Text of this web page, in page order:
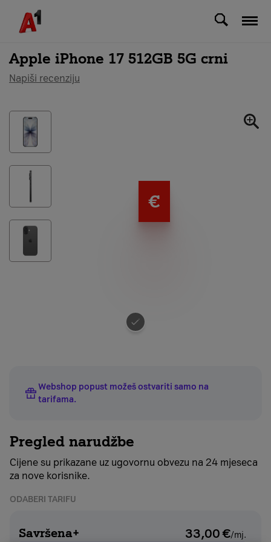
Svi uređaji
Apple iPhone 17 512GB 5G crni
Napiši recenziju
€
Odaberite
Webshop popust možeš ostvariti samo na
tarifama.
Pregled narudžbe
Cijene su prikazane uz ugovornu obvezu na 24 mjeseca
za nove korisnike.
ODABERI TARIFU
Savršena+ 33,00€/mj.